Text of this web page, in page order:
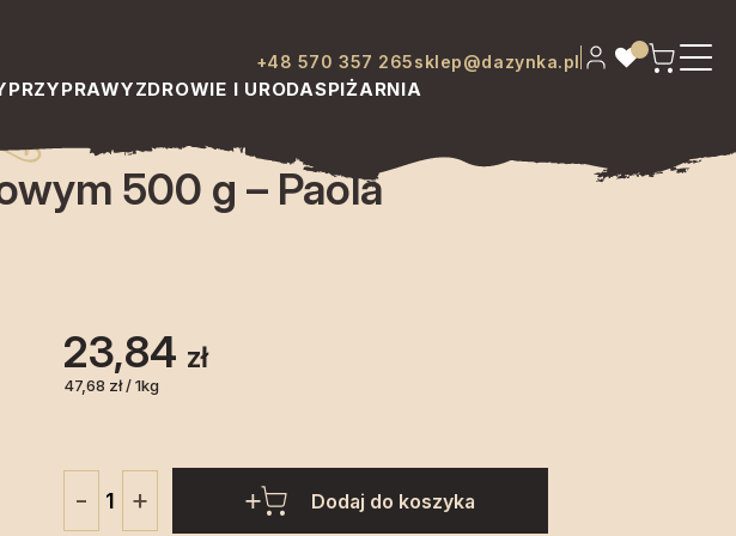
+48 570 357 265sklep@dazynka.pl
PRZYPRAWYZDROWIE I URODASPIŻARNIA
500 g – Paola
23,84 zł
47,68 zł / 1kg
- + Dodaj do koszyka